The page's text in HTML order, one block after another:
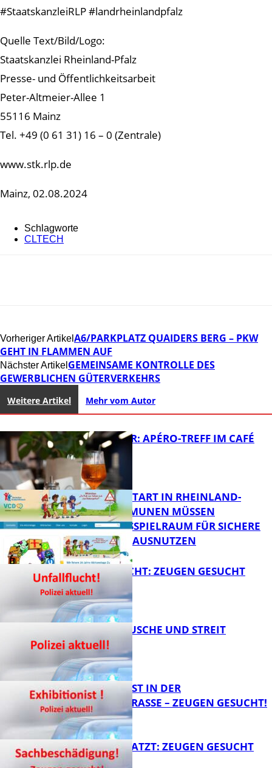
#StaatskanzleiRLP #landrheinlandpfalz
Quelle Text/Bild/Logo:
Staatskanzlei Rheinland-Pfalz
Presse- und Öffentlichkeitsarbeit
Peter-Altmeier-Allee 1
55116 Mainz
Tel. +49 (0 61 31) 16 – 0 (Zentrale)
www.stk.rlp.de
Mainz, 02.08.2024
Schlagworte
CLTECH
Vorheriger Artikel A6/PARKPLATZ QUAIDERS BERG – PKW
GEHT IN FLAMMEN AUF
Nächster Artikel GEMEINSAME KONTROLLE DES
GEWERBLICHEN GÜTERVERKEHRS
Weitere Artikel Mehr vom Autor
FB Kultur
HOT SUMMER: APÉRO-TREFF IM CAFÉ
LUMA
ZUM SCHULSTART IN RHEINLAND-
PFALZ: KOMMUNEN MÜSSEN
HANDLUNGSSPIELRAUM FÜR SICHERE
SCHULWEGE AUSNUTZEN
UNFALLFLUCHT: ZEUGEN GESUCHT
KNALLGERÄUSCHE UND STREIT
EXHIBITIONIST IN DER
VELMANNSTRASSE – ZEUGEN GESUCHT!
AUTO ZERKRATZT: ZEUGEN GESUCHT